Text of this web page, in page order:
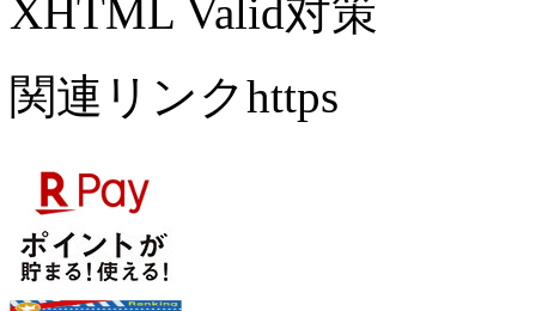
XHTML Valid対策
関連リンクhttps